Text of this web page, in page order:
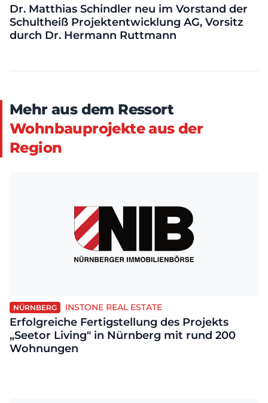
Dr. Matthias Schindler neu im Vorstand der
Schultheiß Projektentwicklung AG, Vorsitz
durch Dr. Hermann Ruttmann
Mehr aus dem Ressort
Wohnbauprojekte aus der
Region
NÜRNBERG INSTONE REAL ESTATE
Erfolgreiche Fertigstellung des Projekts
„Seetor Living" in Nürnberg mit rund 200
Wohnungen